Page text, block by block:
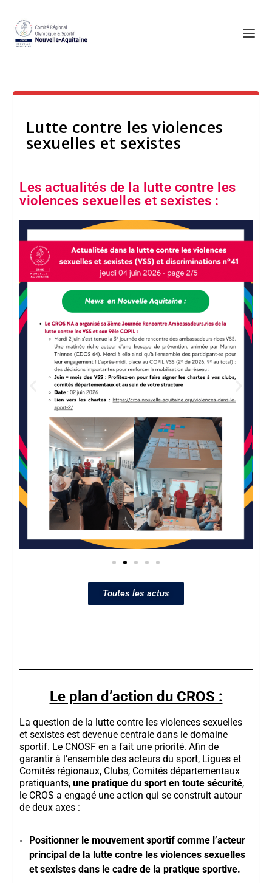
Lutte contre les violences
sexuelles et sexistes
Les actualités de la lutte contre les
violences sexuelles et sexistes :
Toutes les actus
Le plan d’action du CROS :
La question de la lutte contre les violences sexuelles
et sexistes est devenuecentrale dans le domaine
sportif. Le CNOSF en a fait une priorité.Afin de
garantir à l’ensemble des acteurs du sport, Ligues et
Comités régionaux, Clubs, Comités départementaux
pratiquants,une pratique du sport en toute sécurité,
le CROS a engagé une action qui se construit autour
de deux axes :
Positionner le mouvement sportif comme l’acteur
principal de la lutte contre les violences sexuelles
et sexistes dans le cadre de la pratique sportive.